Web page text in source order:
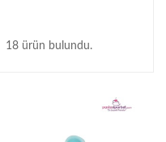
18 ürün bulundu.